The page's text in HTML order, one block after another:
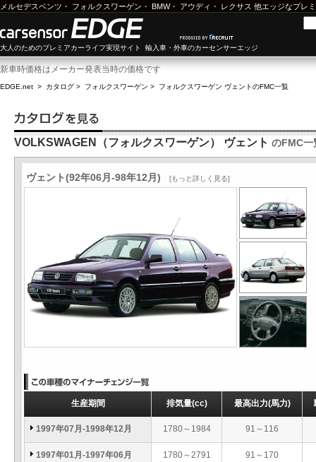
メルセデスベンツ ・ フォルクスワーゲン ・ BMW・ アウディ ・ レクサス 他エッジなプレ
大人のためのプレミアカーライフ実現サイト 輸入車・外車のカーセンサーエッジ
新車時価格はメーカー発表当時の価格です
EDGE.net > カタログ > フォルクスワーゲン > フォルクスワーゲン ヴェントのFMC一覧
VOLKSWAGEN（フォルクスワーゲン） ヴェント のFMC一
ヴェント(92年06月-98年12月) [もっと詳しく見る]
生産期間 排気量(cc) 最高出力(馬力)
1997年07月-1998年12月 1780～1984 91～116
1997年01月-1997年06月 1780～2791 91～170